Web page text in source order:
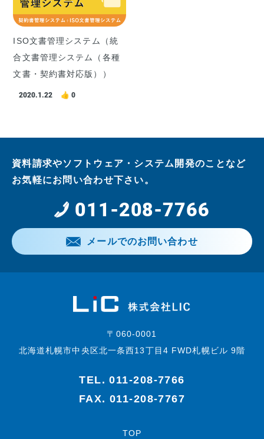
ISO文書管理システム（統
合文書管理システム（各種
文書・契約書対応版））
2020.1.22 0
資料請求やソフトウェア・システム開発のことなど
お気軽にお問い合わせ下さい。
011-208-7766
メールでのお問い合わせ
〒060-0001
北海道札幌市中央区北一条西13丁目4 FWD札幌ビル 9階
TEL.011-208-7766
FAX. 011-208-7767
TOP